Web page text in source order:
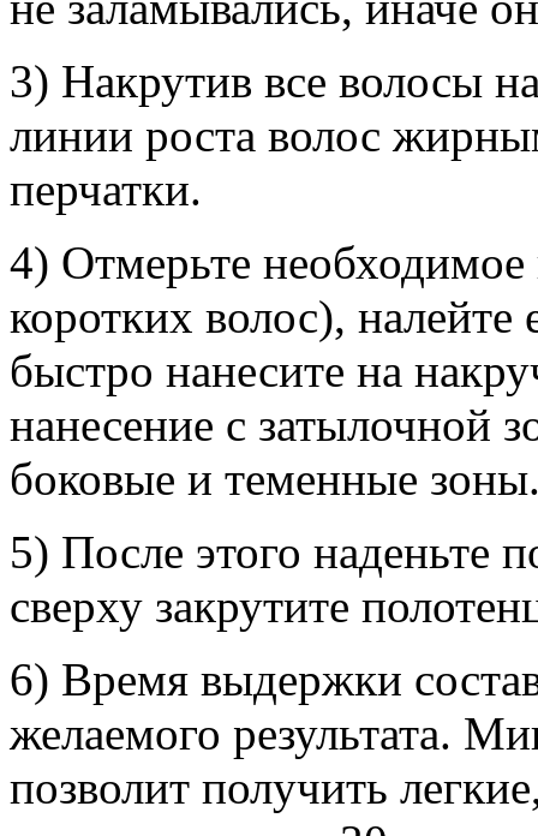
3) Накрутив все волосы
линии роста волос
перчатки.
4) Отмерьте необходимое
коротких волос), налейте
быстро нанесите на
нанесение с затылочной
боковые и теменные
5) После этого наденьте
сверху закрутите
6) Время выдержки
желаемого результата.
позволит получить